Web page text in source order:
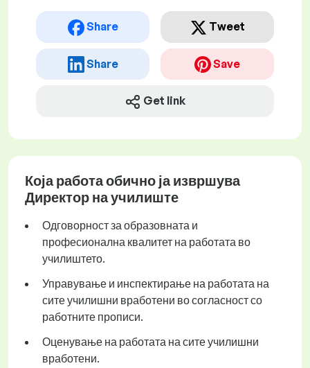
Share Tweet
Share Save
Get link
Која работа обично ја извршува
Директор на училиште
Одговорност за образовната и
професионална квалитет на работата во
училиштето.
Управување и инспектирање на работата на
сите училишни вработени во согласност со
работните прописи.
Оценување на работата на сите училишни
вработени.